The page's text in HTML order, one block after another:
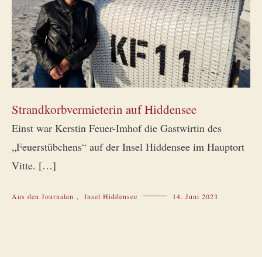
Strandkorbvermieterin auf Hiddensee
Einst war Kerstin Feuer-Imhof die Gastwirtin des
„Feuerstübchens“ auf der Insel Hiddensee im Hauptort
Vitte. […]
Aus den Journalen , Insel Hiddensee 14. Juni 2023